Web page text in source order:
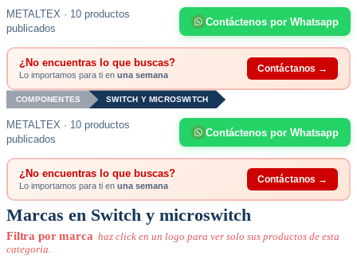
METALTEX · 10 productos
publicados
Contáctenos por Whatsapp
¿No encuentras lo que buscas?
Lo importamos para ti en una semana
Contáctanos →
COMPONENTES SWITCH Y MICROSWITCH
METALTEX · 10 productos
publicados
Contáctenos por Whatsapp
¿No encuentras lo que buscas?
Lo importamos para ti en una semana
Contáctanos →
Marcas en Switch y microswitch
Filtra por marca haz click en un logo para ver solo sus productos de esta
categoria.